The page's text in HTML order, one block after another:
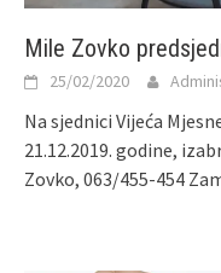
Mile Zovko
25/02/2020
Na sjednici Vijeća
21.12.2019. godine,
Zovko, 063/455-454